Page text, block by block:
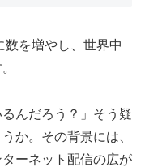
数を増やし、世界中
んだろう？」そう疑
か。その背景には、
ーネット配信の広が